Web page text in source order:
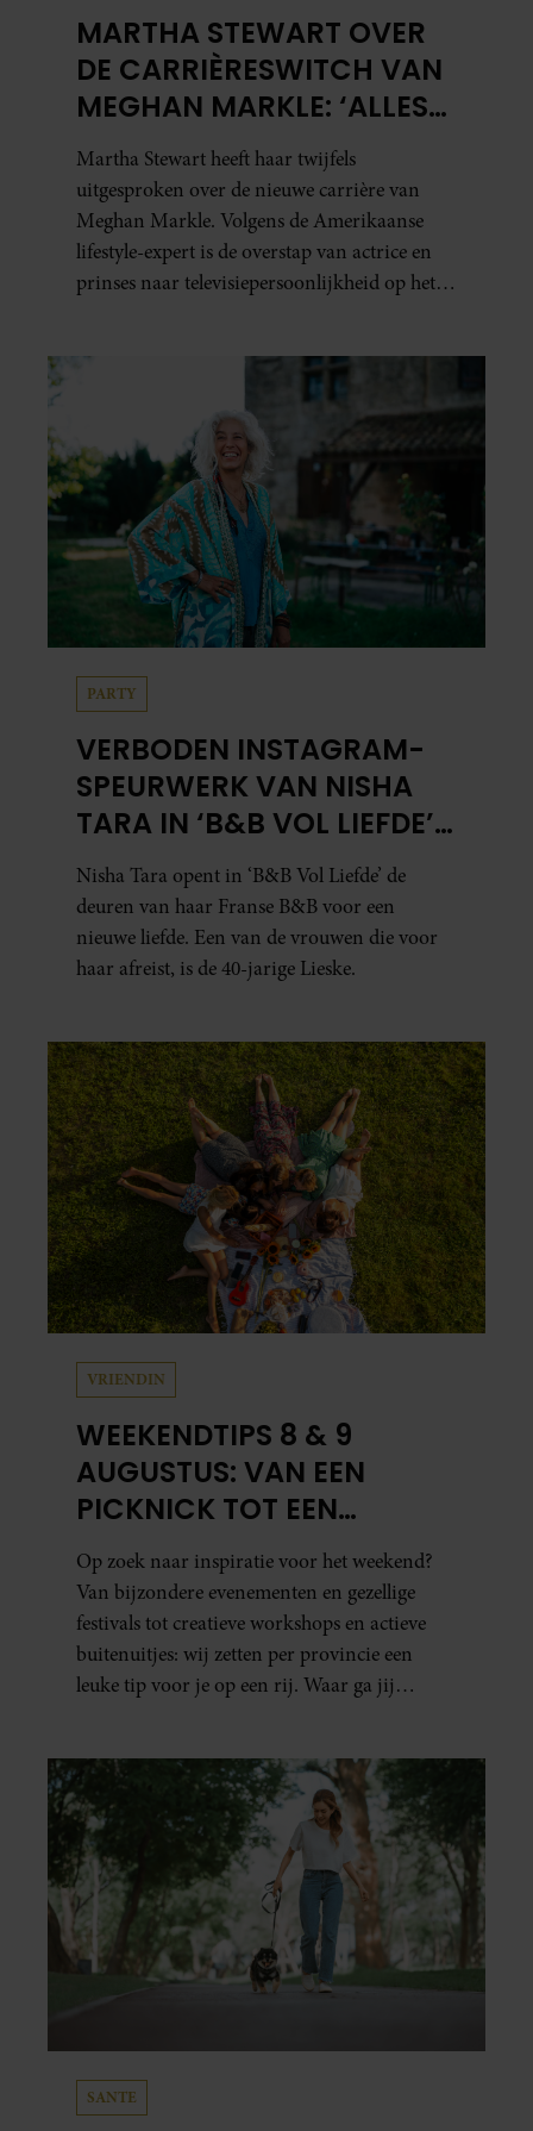
MARTHA STEWART OVER
DE CARRIÈRESWITCH VAN
MEGHAN MARKLE: ‘ALLES
DRAAIT OM
AUTHENTICITEIT’
Martha Stewart heeft haar twijfels
uitgesproken over de nieuwe carrière van
Meghan Markle. Volgens de Amerikaanse
lifestyle-expert is de overstap van actrice en
prinses naar televisiepersoonlijkheid op het
PARTY
VERBODEN INSTAGRAM-
SPEURWERK VAN NISHA
TARA IN ‘B&B VOL LIEFDE’
ZORGT VOOR VRAGEN
Nisha Tara opent in ‘B&B Vol Liefde’ de
deuren van haar Franse B&B voor een
nieuwe liefde. Een van de vrouwen die voor
haar afreist, is de 40-jarige Lieske.
VRIENDIN
WEEKENDTIPS 8 & 9
AUGUSTUS: VAN EEN
PICKNICK TOT EEN
VOGELHUISJE MAKEN
Op zoek naar inspiratie voor het weekend?
Van bijzondere evenementen en gezellige
festivals tot creatieve workshops en actieve
buitenuitjes: wij zetten per provincie een
leuke tip voor je op een rij. Waar ga jij
SANTE